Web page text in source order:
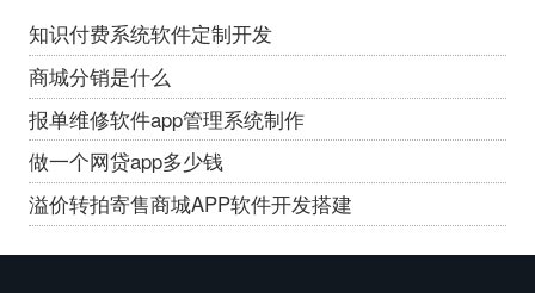
知识付费系统软件定制开发
商城分销是什么
报单维修软件app管理系统制作
做一个网贷app多少钱
溢价转拍寄售商城APP软件开发搭建